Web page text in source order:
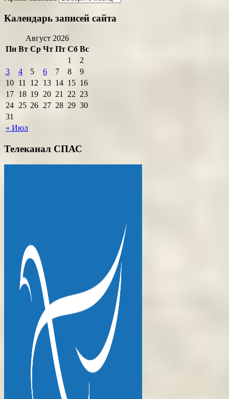
Календарь записей сайта
Август 2026
Пн Вт Ср Чт Пт Сб Вс
« Июл
1
2
3
4 5 6 7 8
9
10 11 12 13 14 15 16
17 18 19 20 21 22 23
24 25 26 27 28 29 30
31
Телеканал СПАС